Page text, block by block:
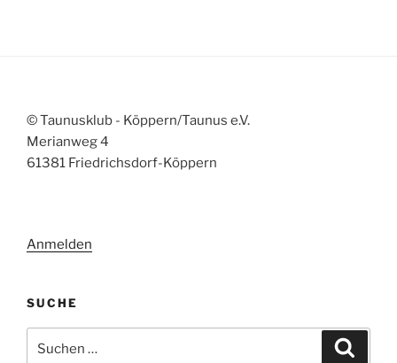
© Taunusklub - Köppern/Taunus e.V.
Merianweg 4
61381 Friedrichsdorf-Köppern
Anmelden
SUCHE
nach: